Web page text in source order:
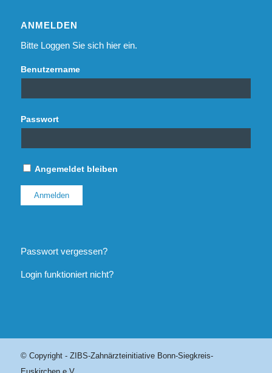
ANMELDEN
Bitte Loggen Sie sich hier ein.
Benutzername
Passwort
Angemeldet bleiben
Passwort vergessen?
Login funktioniert nicht?
© Copyright - ZIBS-Zahnärzteinitiative Bonn-Siegkreis-